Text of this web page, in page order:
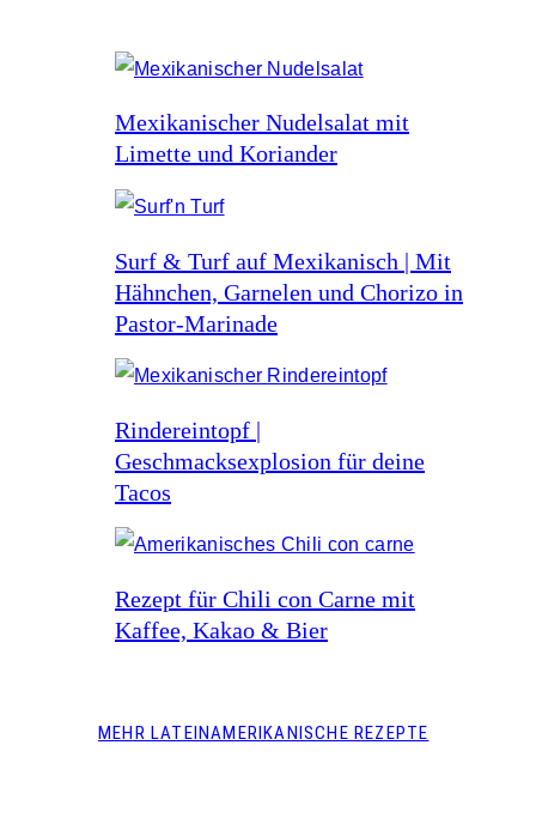
Mexikanischer Nudelsalat mit
Limette und Koriander
Surf & Turf auf Mexikanisch | Mit
Hähnchen, Garnelen und Chorizo in
Pastor-Marinade
Rindereintopf |
Geschmacksexplosion für deine
Tacos
Rezept für Chili con Carne mit
Kaffee, Kakao & Bier
MEHR LATEINAMERIKANISCHE REZEPTE